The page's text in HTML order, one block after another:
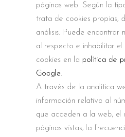
páginas web. Según la
trata de cookies propias,
análisis. Puede encontrar
al respecto e inhabilitar el
cookies en la política de
Google.
A través de la analítica
información relativa al
que acceden a la web, el
páginas vistas, la